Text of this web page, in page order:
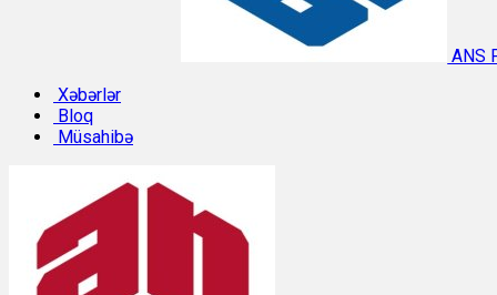
Temperatur: 30°C. Rütubət: 46%.
Sabah:
ANS
Xəbərlər
Bloq
Müsahibə